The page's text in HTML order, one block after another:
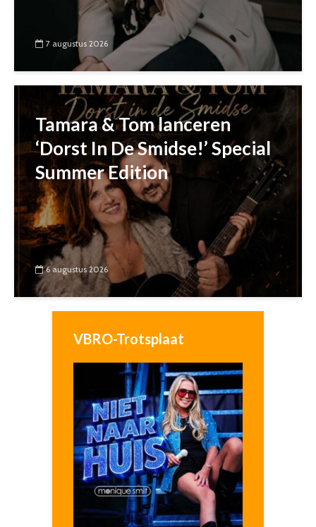
7 augustus 2026
Tamara & Tom lanceren
‘Dorst In De Smidse!’ Special
Summer Edition
6 augustus 2026
VBRO-Trotsplaat